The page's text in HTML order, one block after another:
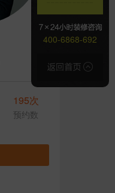
195次
预约数
400-6868-692